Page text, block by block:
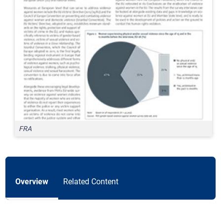
FRA
Overview Related Content